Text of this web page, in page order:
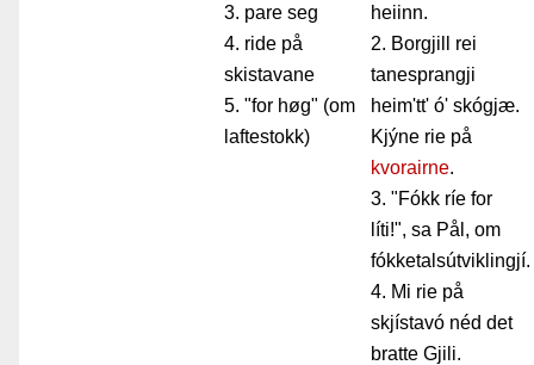
3. pare seg
4. ride på
skistavane
5. "for høg" (om
laftestokk)
heiinn.
2. Borgjill rei
tanesprangji
heim'tt' ó' skógjæ.
Kjýne rie på
kvorairne.
3. "Fókk ríe for
líti!", sa Pål, om
fókketalsútviklingjí.
4. Mi rie på
skjístavó néd det
bratte Gjili.